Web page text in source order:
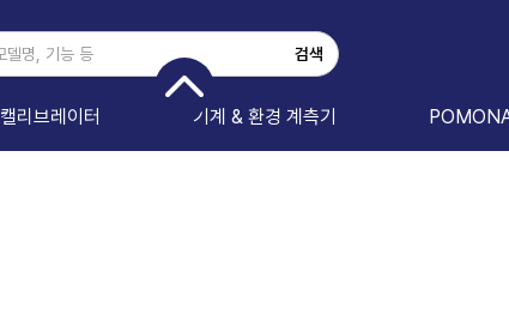
캘리브레이터 기계 & 환경 계측기